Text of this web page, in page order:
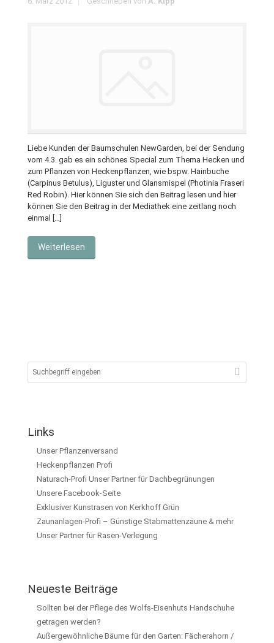
Liebe Kunden der Baumschulen NewGarden, bei der Sendung
vom 4.3. gab es ein schönes Special zum Thema Hecken und
zum Pflanzen von Heckenpflanzen, wie bspw. Hainbuche
(Carpinus Betulus), Liguster und Glansmispel (Photinia Fraseri
Red Robin). Hier können Sie sich den Beitrag lesen und hier
können Sie den Beitrag in der Mediathek eine zeitlang noch
einmal […]
Weiterlesen
Links
Unser Pflanzenversand
Heckenpflanzen Profi
Naturach-Profi Unser Partner für Dachbegrünungen
Unsere Facebook-Seite
Exklusiver Kunstrasen von Kerkhoff Grün
Zaunanlagen-Profi – Günstige Stabmattenzäune & mehr
Unser Partner für Rasen-Verlegung
Neueste Beiträge
Sollten bei der Pflege des Wolfs-Eisenhuts Handschuhe
getragen werden?
Außergewöhnliche Bäume für den Garten: Fächerahorn /